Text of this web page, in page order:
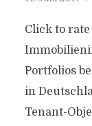
Click to
Portfolios
in
Tenant-